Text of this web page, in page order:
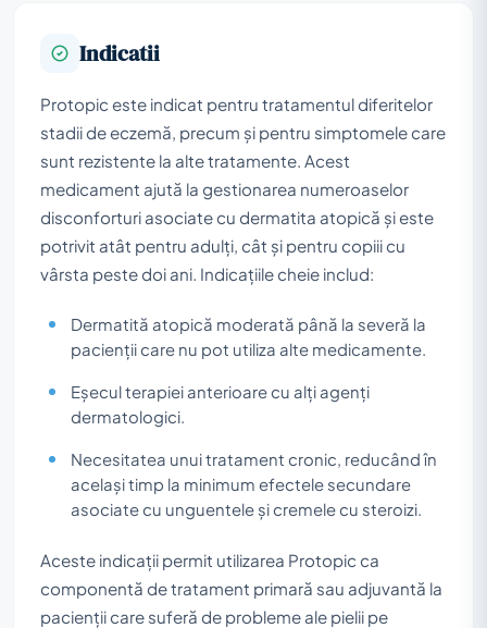
Indicatii
Protopic este indicat pentru tratamentul diferitelor
stadii de eczemă, precum și pentru simptomele care
sunt rezistente la alte tratamente. Acest
medicament ajută la gestionarea numeroaselor
disconforturi asociate cu dermatita atopică și este
potrivit atât pentru adulți, cât și pentru copiii cu
vârsta peste doi ani. Indicațiile cheie includ:
Dermatită atopică moderată până la severă la
pacienții care nu pot utiliza alte medicamente.
Eșecul terapiei anterioare cu alți agenți
dermatologici.
Necesitatea unui tratament cronic, reducând în
același timp la minimum efectele secundare
asociate cu unguentele și cremele cu steroizi.
Aceste indicații permit utilizarea Protopic ca
componentă de tratament primară sau adjuvantă la
pacienții care suferă de probleme ale pielii pe